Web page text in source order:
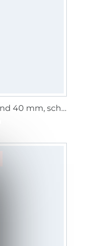
Gummiband 40 mm, schwarz